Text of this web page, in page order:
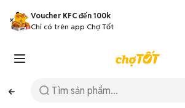
Voucher KFC đến 100k
Chỉ có trên app Chợ Tốt